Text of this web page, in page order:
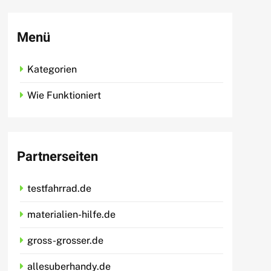
Menü
Kategorien
Wie Funktioniert
Partnerseiten
testfahrrad.de
materialien-hilfe.de
gross-grosser.de
allesuberhandy.de